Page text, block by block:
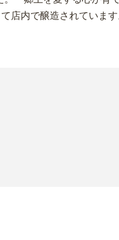
店内で醸造されています